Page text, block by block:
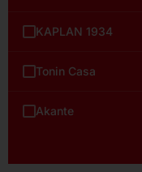
KAPLAN 1934
Tonin Casa
Akante